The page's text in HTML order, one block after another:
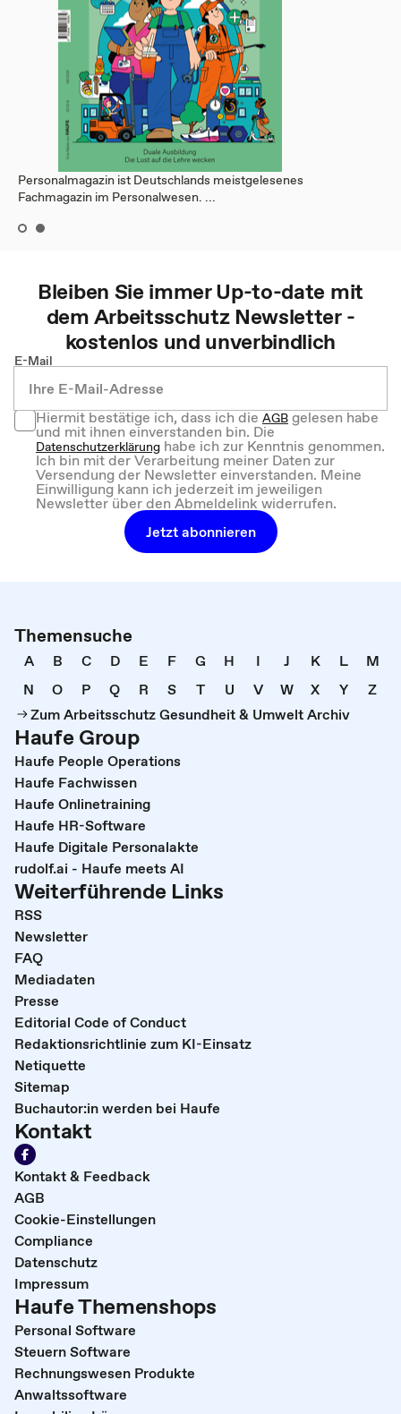
Personalmagazin ist Deutschlands meistgelesenes
Fachmagazin im Personalwesen. ...
Bleiben Sie immer Up-to-date mit
demArbeitsschutz Newsletter -
kostenlos und unverbindlich
E-Mail
Hiermit bestätige ich, dass ich dieAGBgelesen habe
und mit ihnen einverstanden bin. Die
Datenschutzerklärung habe ich zur Kenntnis genommen.
Ich bin mit der Verarbeitung meiner Daten zur
Versendung der Newsletter einverstanden. Meine
Einwilligung kann ich jederzeit im jeweiligen
Newsletter über den Abmeldelink widerrufen.
Jetzt abonnieren
Themensuche
A B C D E F G H I J K L
M
N
O P Q R S T U V W X Y
Z
Zum Arbeitsschutz Gesundheit & Umwelt Archiv
Haufe Group
Haufe People Operations
Haufe Fachwissen
Haufe Onlinetraining
Haufe HR-Software
Haufe Digitale Personalakte
rudolf.ai - Haufe meets AI
Weiterführende Links
RSS
Newsletter
FAQ
Mediadaten
Presse
Editorial Code of Conduct
Redaktionsrichtlinie zum KI-Einsatz
Netiquette
Sitemap
Buchautor:in werden bei Haufe
Kontakt
Kontakt & Feedback
AGB
Cookie-Einstellungen
Compliance
Datenschutz
Impressum
Haufe Themenshops
Personal Software
Steuern Software
Rechnungswesen Produkte
Anwaltssoftware